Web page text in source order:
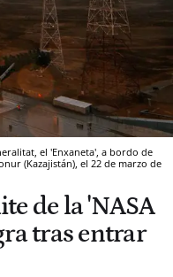
el 'Enxaneta', a bordo de
(Kazajistán), el 22 de marzo de
de la 'NASA
tras entrar